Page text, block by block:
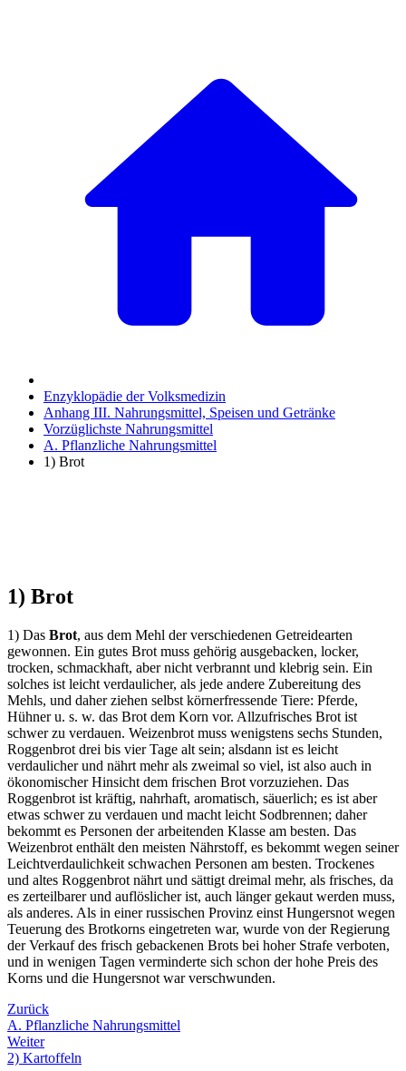
Enzyklopädie der Volksmedizin
Anhang III. Nahrungsmittel, Speisen und Getränke
Vorzüglichste Nahrungsmittel
A. Pflanzliche Nahrungsmittel
1) Brot
1) Brot
1) Das Brot, aus dem Mehl der verschiedenen Getreidearten
gewonnen. Ein gutes Brot muss gehörig ausgebacken, locker,
trocken, schmackhaft, aber nicht verbrannt und klebrig sein. Ein
solches ist leicht verdaulicher, als jede andere Zubereitung des
Mehls, und daher ziehen selbst körnerfressende Tiere: Pferde,
Hühner u. s. w. das Brot dem Korn vor. Allzufrisches Brot ist
schwer zu verdauen. Weizenbrot muss wenigstens sechs Stunden,
Roggenbrot drei bis vier Tage alt sein; alsdann ist es leicht
verdaulicher und nährt mehr als zweimal so viel, ist also auch in
ökonomischer Hinsicht dem frischen Brot vorzuziehen. Das
Roggenbrot ist kräftig, nahrhaft, aromatisch, säuerlich; es ist aber
etwas schwer zu verdauen und macht leicht Sodbrennen; daher
bekommt es Personen der arbeitenden Klasse am besten. Das
Weizenbrot enthält den meisten Nährstoff, es bekommt wegen seiner
Leichtverdaulichkeit schwachen Personen am besten. Trockenes
und altes Roggenbrot nährt und sättigt dreimal mehr, als frisches, da
es zerteilbarer und auflöslicher ist, auch länger gekaut werden muss,
als anderes. Als in einer russischen Provinz einst Hungersnot wegen
Teuerung des Brotkorns eingetreten war, wurde von der Regierung
der Verkauf des frisch gebackenen Brots bei hoher Strafe verboten,
und in wenigen Tagen verminderte sich schon der hohe Preis des
Korns und die Hungersnot war verschwunden.
Zurück
A. Pflanzliche Nahrungsmittel
Weiter
2) Kartoffeln